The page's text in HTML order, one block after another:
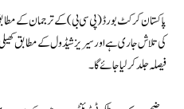
پاکستان کرکٹ بورڈ (پی سی بی) کے ترجمان کے
کی تلاش جاری ہے اور سیریز شیڈول کے مطابق
فیصلہ جلد کر لیا جائے گا۔